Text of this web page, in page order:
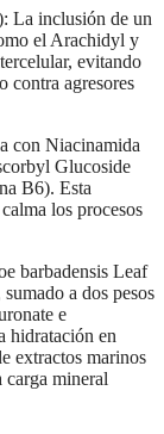
La inclusión de un
el Arachidyl y
evitando
contra agresores
con Niacinamida
Glucoside
B6). Esta
los procesos
barbadensis Leaf
a dos pesos
e
hidratación en
extractos marinos
mineral